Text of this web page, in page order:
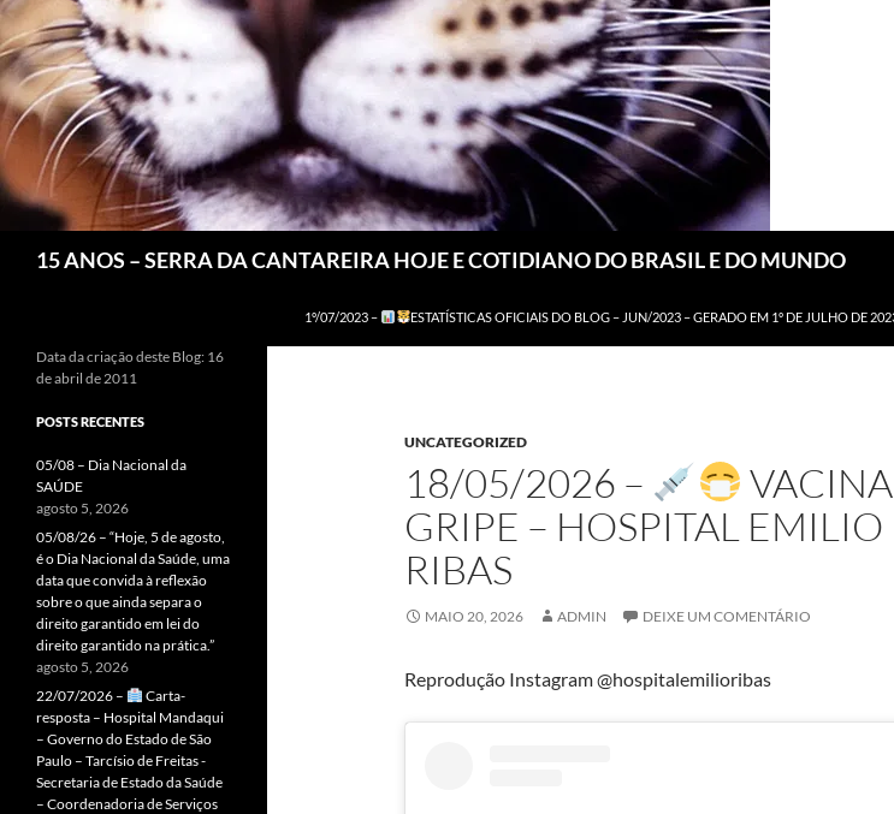
15 ANOS – SERRA DA CANTAREIRA HOJE E COTIDIANO DO BRASIL E DO MUNDO
1º/07/2023 – ESTATÍSTICAS OFICIAIS DO BLOG – JUN/2023 – GERADO EM 1º DE JULHO DE
UNCATEGORIZED
18/05/2026 –
GRIPE – HOSPITAL EMILIO
RIBAS
MAIO 20, 2026 ADMIN DEIXE UM COMENTÁRIO
Reprodução Instagram @hospitalemilioribas
Data da criação deste Blog: 16
de abril de 2011
POSTS RECENTES
05/08 – Dia Nacional da
SAÚDE
agosto 5, 2026
05/08/26 – “Hoje, 5 de agosto,
é o Dia Nacional da Saúde, uma
data que convida à reflexão
sobre o que ainda separa o
direito garantido em lei do
direito garantido na prática.”
agosto 5, 2026
22/07/2026 –
Carta-
resposta – Hospital Mandaqui
– Governo do Estado de São
Paulo – Tarcísio de Freitas -
Secretaria de Estado da Saúde
– Coordenadoria de Serviços